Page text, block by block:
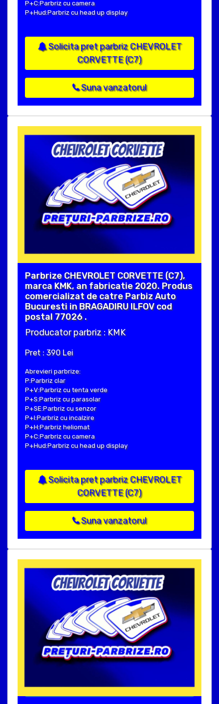
P+C:Parbriz cu camera
P+Hud:Parbriz cu head up display
Solicita pret parbriz CHEVROLET
CORVETTE (C7)
Suna vanzatorul
Parbrize CHEVROLET CORVETTE (C7),
marca KMK, an fabricatie 2020. Produs
comercializat de catre Parbiz Auto
Bucuresti in BRAGADIRU ILFOV cod
postal 77026 .
Producator parbriz : KMK
Pret : 390 Lei
Abrevieri parbrize:
P:Parbriz clar
P+V:Parbriz cu tenta verde
P+S:Parbriz cu parasolar
P+SE:Parbriz cu senzor
P+I:Parbriz cu incalzire
P+H:Parbriz heliomat
P+C:Parbriz cu camera
P+Hud:Parbriz cu head up display
Solicita pret parbriz CHEVROLET
CORVETTE (C7)
Suna vanzatorul